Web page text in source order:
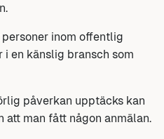
inom offentlig
en känslig bransch som
påverkan upptäcks kan
man fått någon anmälan.